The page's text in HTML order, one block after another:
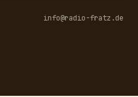
info@radio-fratz.de